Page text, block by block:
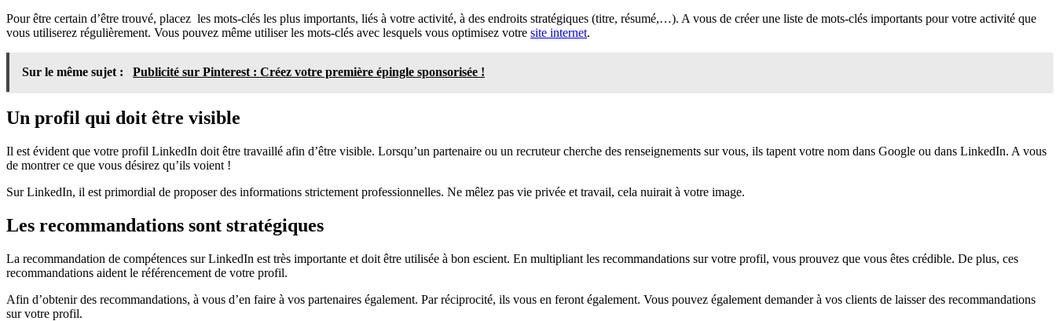
Pour être certain d’être trouvé, placez les mots-clés les plus importants, liés à votre activité, à des endroits stratégiques (titre, résumé,…). A vous de créer une liste de mots-clés importants pour votre activité que
vous utiliserez régulièrement. Vous pouvez même utiliser les mots-clés avec lesquels vous optimisez votre site internet.
Sur le même sujet : Publicité sur Pinterest : Créez votre première épingle sponsorisée !
Un profil qui doit être visible
Il est évident que votre profil LinkedIn doit être travaillé afin d’être visible. Lorsqu’un partenaire ou un recruteur cherche des renseignements sur vous, ils tapent votre nom dans Google ou dans LinkedIn. A vous
de montrer ce que vous désirez qu’ils voient !
Sur LinkedIn, il est primordial de proposer des informations strictement professionnelles. Ne mêlez pas vie privée et travail, cela nuirait à votre image.
Les recommandations sont stratégiques
La recommandation de compétences sur LinkedIn est très importante et doit être utilisée à bon escient. En multipliant les recommandations sur votre profil, vous prouvez que vous êtes crédible. De plus, ces
recommandations aident le référencement de votre profil.
Afin d’obtenir des recommandations, à vous d’en faire à vos partenaires également. Par réciprocité, ils vous en feront également. Vous pouvez également demander à vos clients de laisser des recommandations
sur votre profil.